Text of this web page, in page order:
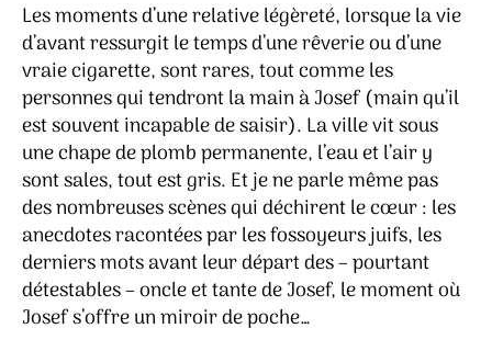
Les moments d’une relative légèreté, lorsque la vie
d’avant ressurgit le temps d’une rêverie ou d’une
vraie cigarette, sont rares, tout comme les
personnes qui tendront la main à Josef (main qu’il
est souvent incapable de saisir). La ville vit sous
une chape de plomb permanente, l’eau et l’air y
sont sales, tout est gris. Et je ne parle même pas
des nombreuses scènes qui déchirent le cœur : les
anecdotes racontées par les fossoyeurs juifs, les
derniers mots avant leur départ des – pourtant
détestables – oncle et tante de Josef, le moment où
Josef s’offre un miroir de poche…